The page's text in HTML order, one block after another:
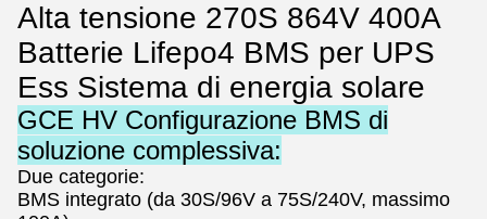
Alta tensione 270S 864V 400A
Batterie Lifepo4 BMS per UPS
Ess Sistema di energia solare
GCE HV Configurazione BMS di
soluzione complessiva:
Due categorie:
BMS integrato (da 30S/96V a 75S/240V, massimo